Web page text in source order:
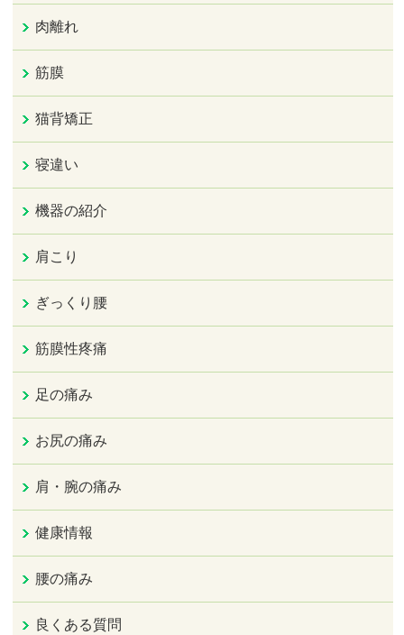
肉離れ
筋膜
猫背矯正
寝違い
機器の紹介
肩こり
ぎっくり腰
筋膜性疼痛
足の痛み
お尻の痛み
肩・腕の痛み
健康情報
腰の痛み
良くある質問